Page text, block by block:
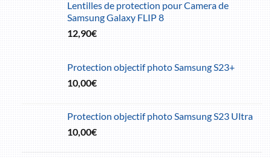
Lentilles de protection pour Camera de
Samsung Galaxy FLIP 8
12,90€
Protection objectif photo Samsung S23+
10,00€
Protection objectif photo Samsung S23 Ultra
10,00€